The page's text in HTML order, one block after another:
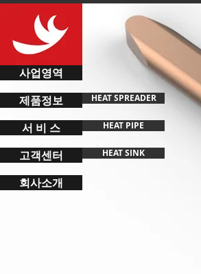
사업영역
제품정보
서 비 스
고객센터
회사소개
HEAT SINK
HEAT PIPE
HEAT SPREADER